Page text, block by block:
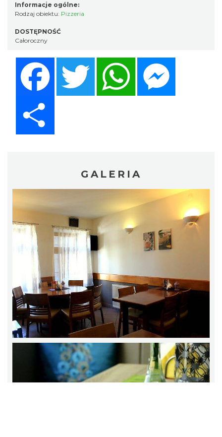
Informacje ogólne:
Rodzaj obiektu: Pizzeria
DOSTĘPNOŚĆ
Całoroczny
Twitter
GALERIA